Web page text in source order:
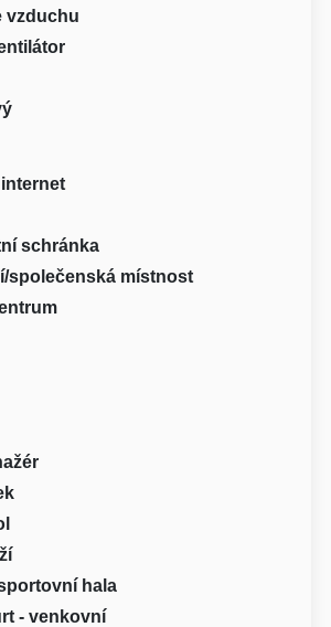
vzduchu
schránka
společenská místnost
hala
- venkovní